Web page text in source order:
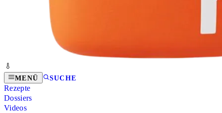
MENÜ SUCHE
Rezepte
Dossiers
Videos